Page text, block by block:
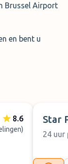
Brussel Airport
en bent u
Airport
Brussel
8.6 Star
24 uur